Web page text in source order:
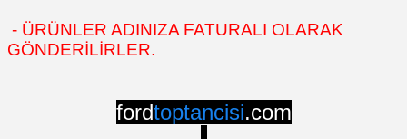
- ÜRÜNLER ADINIZA FATURALI OLARAK
GÖNDERİLİRLER.
fordtoptancisi.com